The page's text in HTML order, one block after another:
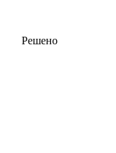
Решено